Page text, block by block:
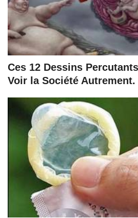
Ces 12 Dessins
Voir la Société Autrement.